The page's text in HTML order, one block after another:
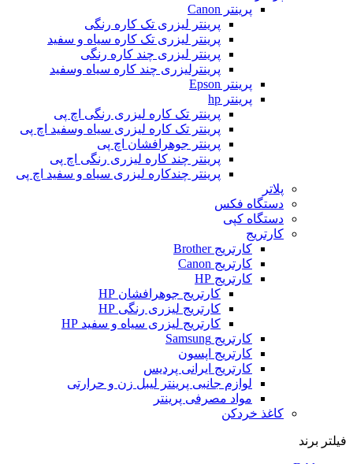
پرینتر Canon
پرینتر لیزری تک کاره رنگی
پرینتر لیزری تک کاره سیاه و سفید
پرینتر لیزری چند کاره رنگی
پرینترلیزری چند کاره سیاه وسفید
پرینتر Epson
پرینتر hp
پرینتر تک کاره لیزری رنگی اچ پی
پرینتر تک کاره لیزری سیاه وسفید اچ پی
پرینتر جوهرافشان اچ پی
پرینتر چند کاره لیزری رنگی اچ پی
پرینتر چندکاره لیزری سیاه و سفید اچ پی
پلاتر
دستگاه فکس
دستگاه کپی
کارتریج
کارتریج Brother
کارتریج Canon
کارتریج HP
کارتریج جوهرافشان HP
کارتریج لیزری رنگی HP
کارتریج لیزری سیاه و سفید HP
کارتریج Samsung
کارتریج اپسون
کارتریج ایرانی پردیس
لوازم جانبی پرینتر لیبل زن و حرارتی
مواد مصرفی پرینتر
کاغذ خردکن
فیلتر برند